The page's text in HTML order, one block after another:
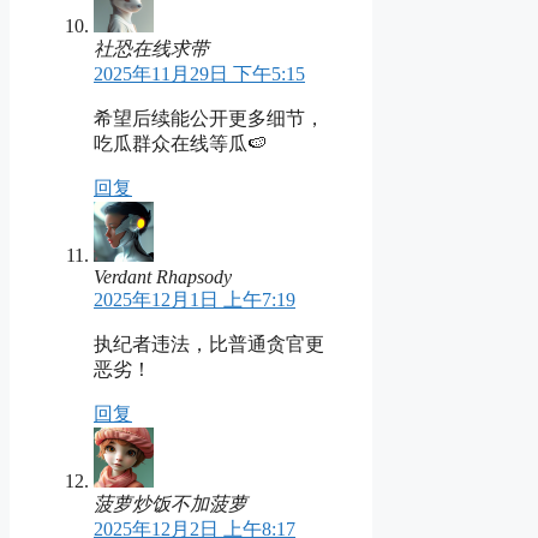
社恐在线求带
2025年11月29日 下午5:15
希望后续能公开更多细节，
吃瓜群众在线等瓜🍉
回复
Verdant Rhapsody
2025年12月1日 上午7:19
执纪者违法，比普通贪官更
恶劣！
回复
菠萝炒饭不加菠萝
2025年12月2日 上午8:17